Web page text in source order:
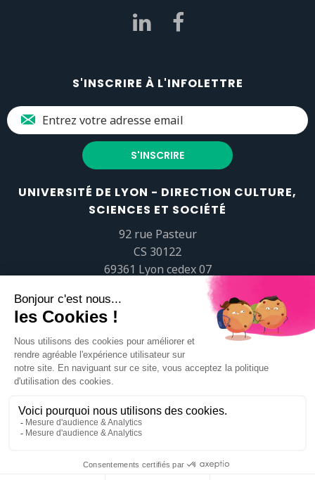
S'INSCRIRE À L'INFOLETTRE
UNIVERSITÉ DE LYON - DIRECTION CULTURE,
SCIENCES ET SOCIÉTÉ
92 rue Pasteur
CS 30122
69361 Lyon cedex 07
popsciences@universite-lyon.fr
Tél.+33 (0)4 37 37 82 01
https://www.youtube.com/embed/Qm-prNOXepo